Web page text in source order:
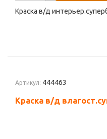
Краска в/д
Артикул: 444463
Краска в/д